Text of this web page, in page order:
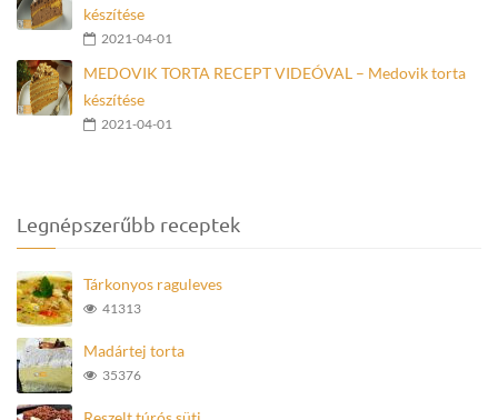
készítése
2021-04-01
MEDOVIK TORTA RECEPT VIDEÓVAL – Medovik torta
készítése
2021-04-01
Legnépszerűbb receptek
Tárkonyos raguleves
41313
Madártej torta
35376